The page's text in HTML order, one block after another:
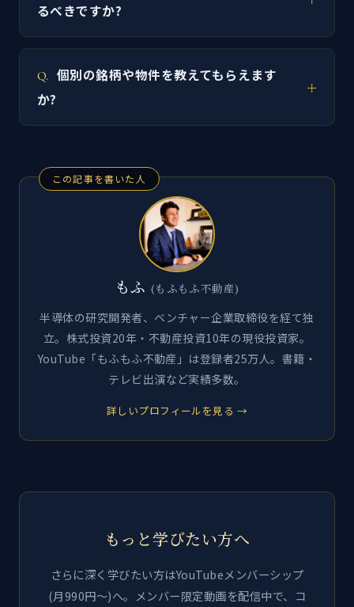
るべきですか?
個別の銘柄や物件を教えてもらえます
か?
この記事を書いた人
もふ (もふもふ不動産)
半導体の研究開発者、ベンチャー企業取締役を経て独
立。株式投資20年・不動産投資10年の現役投資家。
YouTube「もふもふ不動産」は登録者25万人。書籍・
テレビ出演など実績多数。
詳しいプロフィールを見る →
もっと学びたい方へ
さらに深く学びたい方はYouTubeメンバーシップ
(月990円〜)へ。メンバー限定動画を配信中で、コ